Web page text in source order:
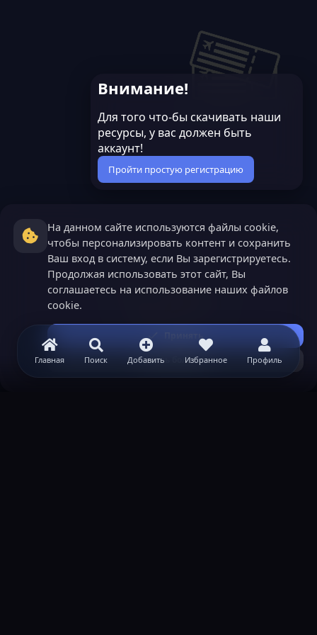
Главная Поиск Добавить Избранное Профиль
Внимание!
Для того что-бы скачивать наши
ресурсы, у вас должен быть
аккаунт!
Пройти простую регистрацию
На данном сайте используются файлы cookie,
чтобы персонализировать контент и сохранить
Ваш вход в систему, если Вы зарегистрируетесь.
Продолжая использовать этот сайт, Вы
соглашаетесь на использование наших файлов
cookie.
Принять
Узнать больше...